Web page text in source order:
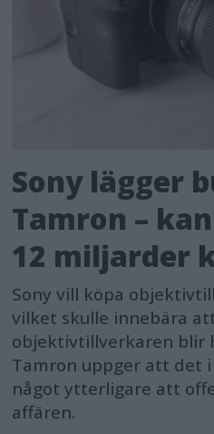
ljusbeständighet
Livslängdskriterier
utvärderingsmetod
färgfotoutskrifter
publicerad av JEITA
and Information
Industries
[4] Från 123 sek
imagePROGRAF
(nya
[5] Viktförhållande,
reducerat med 58,9
använder inte
Sony lägger
Tamron –
12 miljarder
Sony vill köpa
vilket skulle innebära
objektivtillverkaren blir
Tamron uppger att det
något ytterligare att
affären.